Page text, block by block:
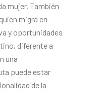
mujer. También
migra en
y oportunidades
diferente a
una
puede estar
de la